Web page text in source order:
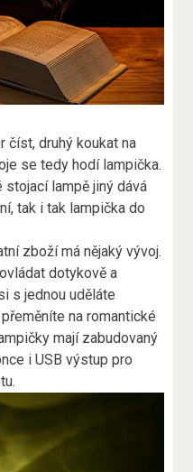
číst, druhý koukat na
se tedy hodí lampička.
lampě jiný dává
tak i tak lampička do
zboží má nějaký vývoj.
dotykově a
s jednou uděláte
na romantické
mají zabudovaný
i USB výstup pro